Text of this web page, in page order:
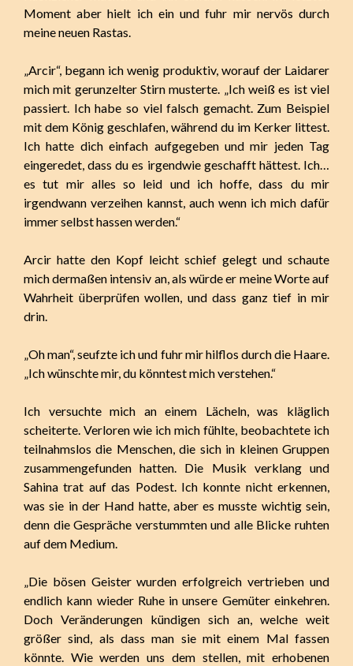
Moment aber hielt ich ein und fuhr mir nervös durch
meine neuen Rastas.
„Arcir“, begann ich wenig produktiv, worauf der Laidarer
mich mit gerunzelter Stirn musterte. „Ich weiß es ist viel
passiert. Ich habe so viel falsch gemacht. Zum Beispiel
mit dem König geschlafen, während du im Kerker littest.
Ich hatte dich einfach aufgegeben und mir jeden Tag
eingeredet, dass du es irgendwie geschafft hättest. Ich…
es tut mir alles so leid und ich hoffe, dass du mir
irgendwann verzeihen kannst, auch wenn ich mich dafür
immer selbst hassen werden.“
Arcir hatte den Kopf leicht schief gelegt und schaute
mich dermaßen intensiv an, als würde er meine Worte auf
Wahrheit überprüfen wollen, und dass ganz tief in mir
drin.
„Oh man“, seufzte ich und fuhr mir hilflos durch die Haare.
„Ich wünschte mir, du könntest mich verstehen.“
Ich versuchte mich an einem Lächeln, was kläglich
scheiterte. Verloren wie ich mich fühlte, beobachtete ich
teilnahmslos die Menschen, die sich in kleinen Gruppen
zusammengefunden hatten. Die Musik verklang und
Sahina trat auf das Podest. Ich konnte nicht erkennen,
was sie in der Hand hatte, aber es musste wichtig sein,
denn die Gespräche verstummten und alle Blicke ruhten
auf dem Medium.
„Die bösen Geister wurden erfolgreich vertrieben und
endlich kann wieder Ruhe in unsere Gemüter einkehren.
Doch Veränderungen kündigen sich an, welche weit
größer sind, als dass man sie mit einem Mal fassen
könnte. Wie werden uns dem stellen, mit erhobenen